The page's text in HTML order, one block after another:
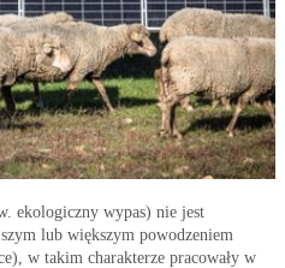
ekologiczny wypas) nie jest
lub większym powodzeniem
w takim charakterze pracowały w